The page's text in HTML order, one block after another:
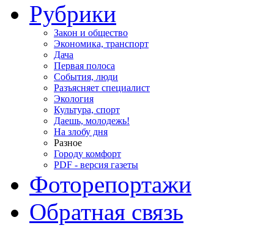
Рубрики
Закон и общество
Экономика, транспорт
Дача
Первая полоса
События, люди
Разъясняет специалист
Экология
Культура, спорт
Даешь, молодежь!
На злобу дня
Разное
Городу комфорт
PDF - версия газеты
Фоторепортажи
Обратная связь